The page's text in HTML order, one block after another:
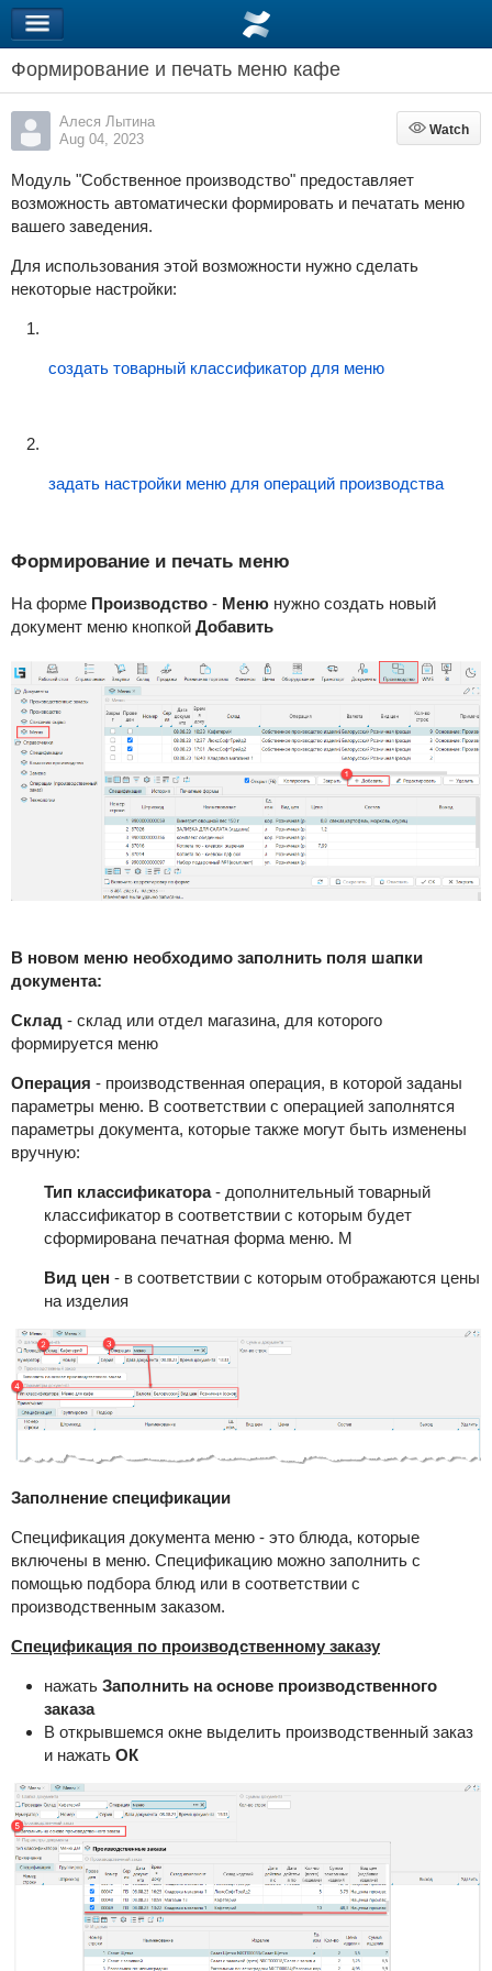
Формирование и печать меню кафе
Алеся Лытина
Aug 04, 2023
Watch
Watch
Модуль "Собственное производство" предоставляет
возможность автоматически формировать и печатать меню
вашего заведения.
Для использования этой возможности нужно сделать
некоторые настройки:
создать товарный классификатор для меню
задать настройки меню для операций производства
Формирование и печать меню
На форме Производство - Меню нужно создать новый
документ меню кнопкой Добавить
В новом меню необходимо заполнить поля шапки
документа:
Склад - склад или отдел магазина, для которого
формируется меню
Операция - производственная операция, в которой заданы
параметры меню. В соответствии с операцией заполнятся
параметры документа, которые также могут быть изменены
вручную:
Тип классификатора- дополнительный товарный
классификатор в соответствии с которым будет
сформирована печатная форма меню. М
Вид цен - в соответствии с которым отображаются цены
на изделия
Заполнение спецификации
Спецификация документа меню - это блюда, которые
включены в меню. Спецификацию можно заполнить с
помощью подбора блюд или в соответствии с
производственным заказом.
Спецификация по производственному заказу
нажать Заполнить на основе производственного
заказа
В открывшемся окне выделить производственный заказ
и нажать ОК